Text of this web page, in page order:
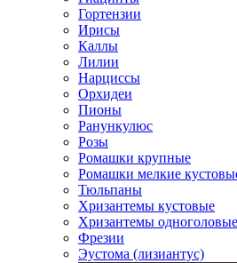
Гортензии
Ирисы
Каллы
Лилии
Нарциссы
Орхидеи
Пионы
Ранункулюс
Розы
Ромашки крупные
Ромашки мелкие
Тюльпаны
Хризантемы кустовые
Хризантемы одноголовые
Фрезии
Эустома (лизиантус)